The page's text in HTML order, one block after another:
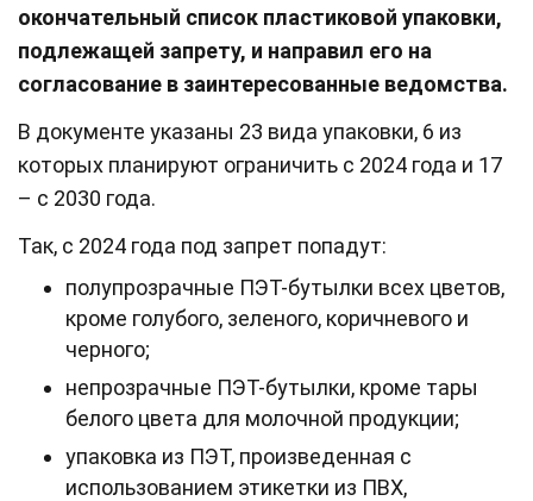
окончательный список пластиковой упаковки,
подлежащей запрету, и направил его на
согласование в заинтересованные ведомства.
В документе указаны 23 вида упаковки, 6 из
которых планируют ограничить с 2024 года и 17
– с 2030 года.
Так, с 2024 года под запрет попадут:
полупрозрачные ПЭТ-бутылки всех цветов,
кроме голубого, зеленого, коричневого и
черного;
непрозрачные ПЭТ-бутылки, кроме тары
белого цвета для молочной продукции;
упаковка из ПЭТ, произведенная с
использованием этикетки из ПВХ,